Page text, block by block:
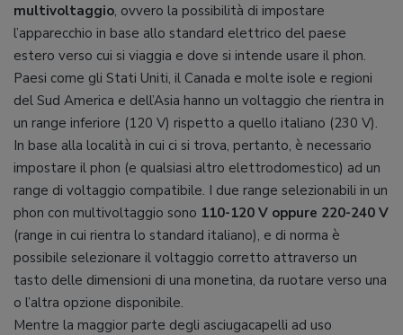
multivoltaggio, ovvero la possibilità di impostare
l’apparecchio in base allo standard elettrico del paese
estero verso cui si viaggia e dove si intende usare il phon.
Paesi come gli Stati Uniti, il Canada e molte isole e regioni
del Sud America e dell’Asia hanno un voltaggio che rientra in
un range inferiore (120 V) rispetto a quello italiano (230 V).
In base alla località in cui ci si trova, pertanto, è necessario
impostare il phon (e qualsiasi altro elettrodomestico) ad un
range di voltaggio compatibile. I due range selezionabili in un
phon con multivoltaggio sono 110-120 V oppure 220-240 V
(range in cui rientra lo standard italiano), e di norma è
possibile selezionare il voltaggio corretto attraverso un
tasto delle dimensioni di una monetina, da ruotare verso una
o l’altra opzione disponibile.
Mentre la maggior parte degli asciugacapelli ad uso